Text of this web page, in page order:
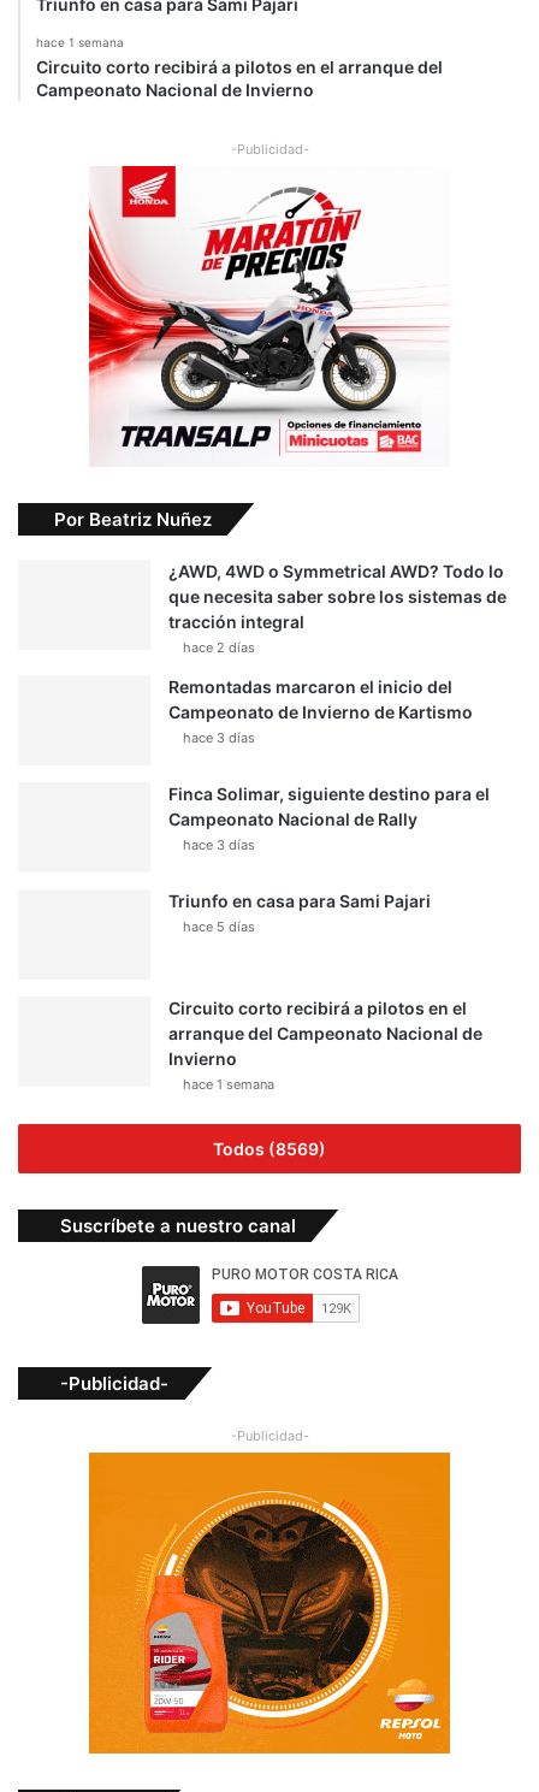
hace 1 semana
Circuito corto recibirá a pilotos en el arranque del
Campeonato Nacional de Invierno
-Publicidad-
Por Beatriz Nuñez
¿AWD, 4WD o Symmetrical AWD? Todo lo
que necesita saber sobre los sistemas de
tracción integral
hace 2 días
Remontadas marcaron el inicio del
Campeonato de Invierno de Kartismo
hace 3 días
Finca Solimar, siguiente destino para el
Campeonato Nacional de Rally
hace 3 días
Triunfo en casa para Sami Pajari
hace 5 días
Circuito corto recibirá a pilotos en el
arranque del Campeonato Nacional de
Invierno
hace 1 semana
Todos (8569)
Suscríbete a nuestro canal
-Publicidad-
-Publicidad-